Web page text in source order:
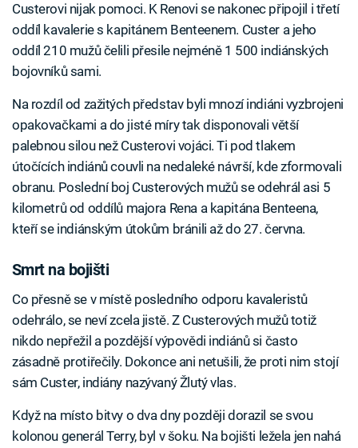
Custerovi nijak pomoci. K Renovi se nakonec připojil i třetí
oddíl kavalerie s kapitánem Benteenem. Custer a jeho
oddíl 210 mužů čelili přesile nejméně 1 500 indiánských
bojovníků sami.
Na rozdíl od zažitých představ byli mnozí indiáni vyzbrojeni
opakovačkami a do jisté míry tak disponovali větší
palebnou silou než Custerovi vojáci. Ti pod tlakem
útočících indiánů couvli na nedaleké návrší, kde zformovali
obranu. Poslední boj Custerových mužů se odehrál asi 5
kilometrů od oddílů majora Rena a kapitána Benteena,
kteří se indiánským útokům bránili až do 27. června.
Smrt na bojišti
Co přesně se v místě posledního odporu kavaleristů
odehrálo, se neví zcela jistě. Z Custerových mužů totiž
nikdo nepřežil a pozdější výpovědi indiánů si často
zásadně protiřečily. Dokonce ani netušili, že proti nim stojí
sám Custer, indiány nazývaný Žlutý vlas.
Když na místo bitvy o dva dny později dorazil se svou
kolonou generál Terry, byl v šoku. Na bojišti ležela jen nahá